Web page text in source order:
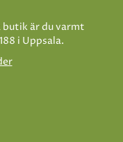
butik är du varmt
i Uppsala.